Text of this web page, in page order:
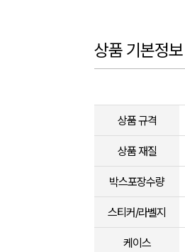
상품 기본정보
상품 규격
상품 재질
박스포장수량
스티커/라벨지
케이스